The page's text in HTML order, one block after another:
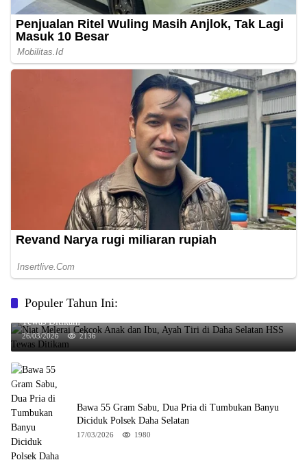
Populer Tahun Ini:
Niat Melerai Cekcok Anak dan Ibu, Ayah Tiri di Daha Selatan HSS
Tewas Ditikam
26/03/2026 2136
Bawa 55 Gram Sabu, Dua Pria di Tumbukan Banyu
Diciduk Polsek Daha Selatan
17/03/2026 1980